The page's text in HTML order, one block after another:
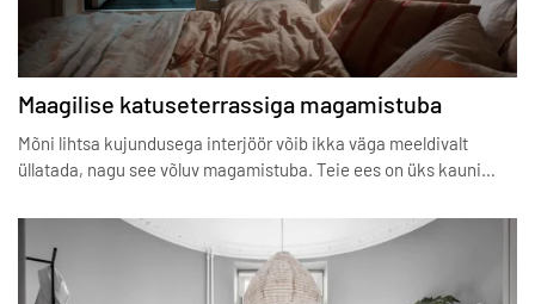
Maagilise katuseterrassiga magamistuba
Mõni lihtsa kujundusega interjöör võib ikka väga meeldivalt
üllatada, nagu see võluv magamistuba. Teie ees on üks kauni…